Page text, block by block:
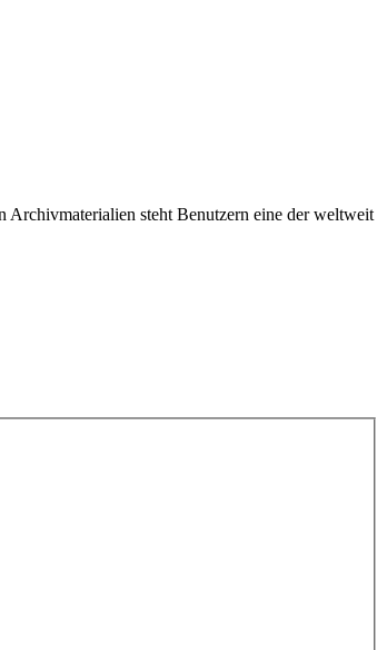
Archivmaterialien steht Benutzern eine der weltweit